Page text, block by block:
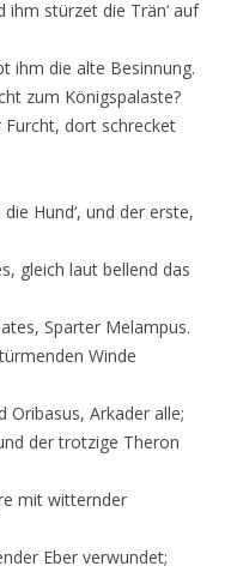
ihm stürzet die Trän‘ auf
ihm die alte Besinnung.
zum Königspalaste?
Furcht, dort schrecket
Hund‘, und der erste,
gleich laut bellend das
Sparter Melampus.
Winde
Oribasus, Arkader alle;
der trotzige Theron
mit witternder
Eber verwundet;